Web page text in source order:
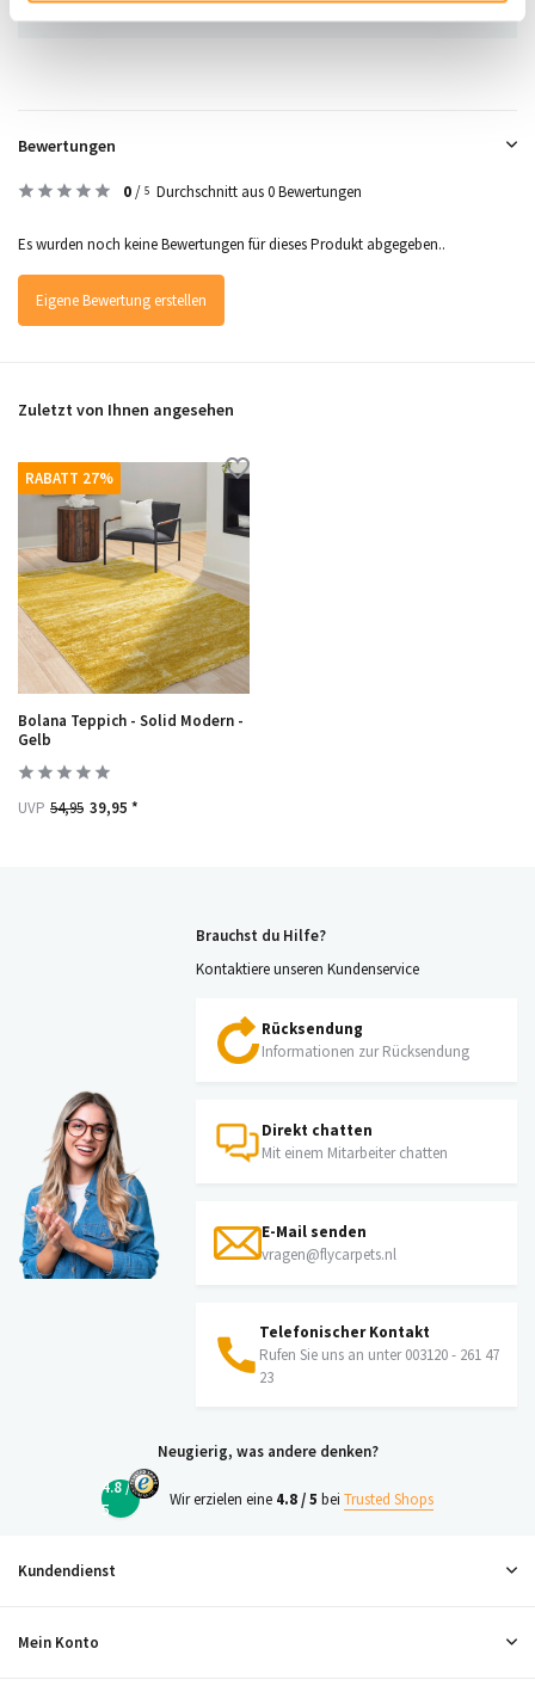
Bewertungen
0/ 5 Durchschnitt aus 0 Bewertungen
Es wurden noch keine Bewertungen für dieses Produkt abgegeben..
Eigene Bewertung erstellen
Zuletzt von Ihnen angesehen
RABATT 27%
Bolana Teppich - Solid Modern -
Gelb
UVP 54,95 39,95 *
Brauchst du Hilfe?
Kontaktiere unseren Kundenservice
Rücksendung
Informationen zur Rücksendung
Direkt chatten
Mit einem Mitarbeiter chatten
E-Mail senden
vragen@flycarpets.nl
Telefonischer Kontakt
Rufen Sie uns an unter 003120 - 261 47
23
Neugierig, was andere denken?
4.8 /
5
Wir erzielen eine 4.8 / 5 bei Trusted Shops
Kundendienst
Mein Konto